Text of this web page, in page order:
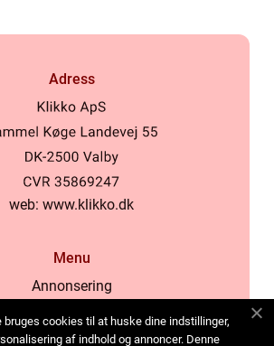
Adress
web: www.klikko.dk
Menu
Annonsering
Cookies
bruges cookies til at huske dine indstillinger,
af indhold og annoncer. Denne